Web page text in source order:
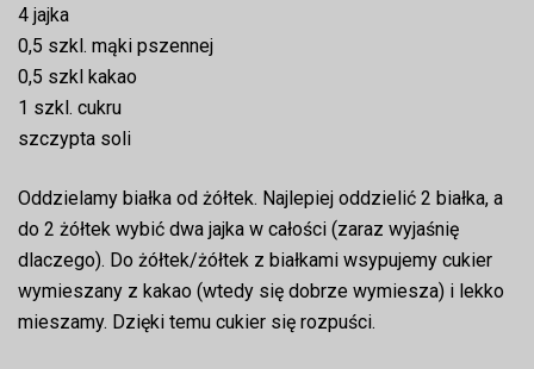
4 jajka
0,5 szkl. mąki pszennej
0,5 szkl kakao
1 szkl. cukru
szczypta soli
Oddzielamy białka od żółtek. Najlepiej oddzielić 2 białka, a
do 2 żółtek wybić dwa jajka w całości (zaraz wyjaśnię
dlaczego). Do żółtek/żółtek z białkami wsypujemy cukier
wymieszany z kakao (wtedy się dobrze wymiesza) i lekko
mieszamy. Dzięki temu cukier się rozpuści.